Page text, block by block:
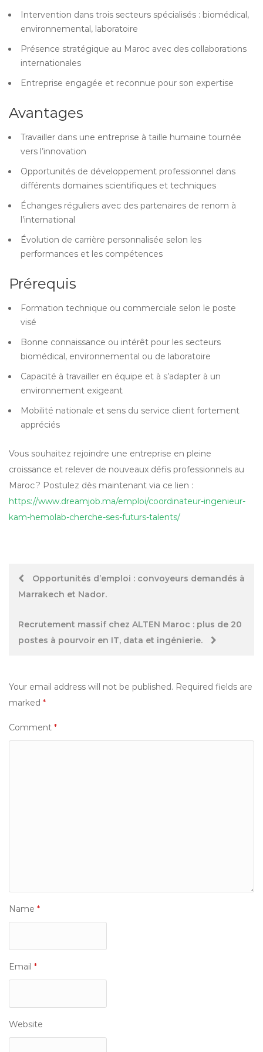
Intervention dans trois secteurs spécialisés : biomédical,
environnemental, laboratoire
Présence stratégique au Maroc avec des collaborations
internationales
Entreprise engagée et reconnue pour son expertise
Avantages
Travailler dans une entreprise à taille humaine tournée
vers l’innovation
Opportunités de développement professionnel dans
différents domaines scientifiques et techniques
Échanges réguliers avec des partenaires de renom à
l’international
Évolution de carrière personnalisée selon les
performances et les compétences
Prérequis
Formation technique ou commerciale selon le poste
visé
Bonne connaissance ou intérêt pour les secteurs
biomédical, environnemental ou de laboratoire
Capacité à travailler en équipe et à s’adapter à un
environnement exigeant
Mobilité nationale et sens du service client fortement
appréciés
Vous souhaitez rejoindre une entreprise en pleine
croissance et relever de nouveaux défis professionnels au
Maroc ? Postulez dès maintenant via ce lien :
https://www.dreamjob.ma/emploi/coordinateur-ingenieur-
kam-hemolab-cherche-ses-futurs-talents/
PostOpportunités d’emploi : convoyeurs demandés à
Marrakech et Nador.
Recrutement massif chez ALTEN Maroc : plus de 20
postes à pourvoir en IT, data et ingénierie.
Your email address will not be published. Required fields are
marked *
Comment *
Name *
Email *
Website